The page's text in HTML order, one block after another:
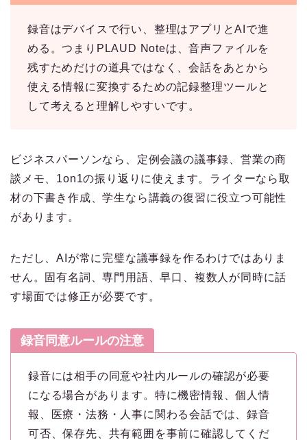
録音はデバイスで行い、整理はアプリとAIで進
める。つまりPLAUD Noteは、音声ファイルを
残すためだけの道具ではなく、会話をあとから
使える情報に変換するための記録整理ツールと
して考えると理解しやすいです。
ビジネスパーソンなら、定例会議の議事録、営業の商
談メモ、1on1の振り返りに使えます。ライターなら取
材の下書き作成、学生なら講義の復習に役立つ可能性
があります。
ただし、AIが常に完璧な議事録を作るわけではありま
せん。固有名詞、専門用語、早口、複数人が同時に話
す場面では修正が必要です。
録音同意ルールの注意
録音には相手の同意や社内ルールの確認が必要
になる場合があります。特に機密情報、個人情
報、医療・法務・人事に関わる会話では、録音
可否、保存先、共有範囲を事前に確認してくだ